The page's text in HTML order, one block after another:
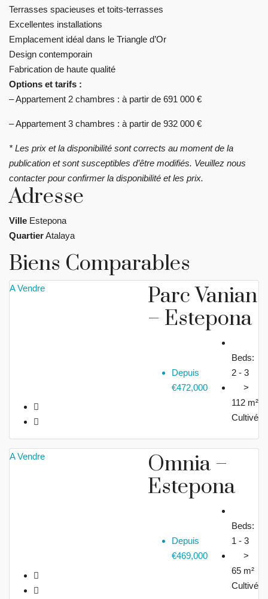
Terrasses spacieuses et toits-terrasses
Excellentes installations
Emplacement idéal dans le Triangle d’Or
Design contemporain
Fabrication de haute qualité
Options et tarifs :
– Appartement 2 chambres : à partir de 691 000 €
– Appartement 3 chambres : à partir de 932 000 €
* Les prix et la disponibilité sont corrects au moment de la
publication et sont susceptibles d’être modifiés. Veuillez nous
contacter pour confirmer la disponibilité et les prix.
Adresse
Ville Estepona
QuartierAtalaya
Biens Comparables
A Vendre
Parc Vanian
– Estepona
Depuis
€472,000
Beds:
2 - 3
>
112 m²
Cultivé
A Vendre
Omnia –
Estepona
Depuis
€469,000
Beds:
1 - 3
>
65 m²
Cultivé